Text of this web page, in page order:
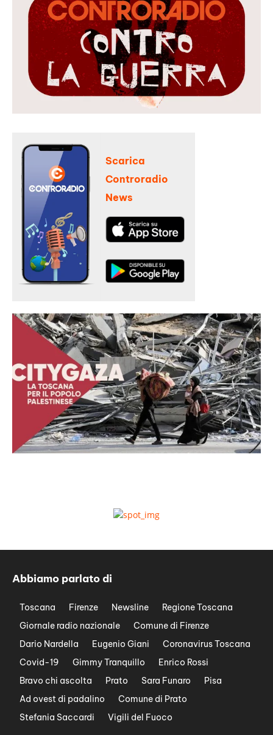
Scarica
Controradio
News
Abbiamo parlato di
Toscana Firenze Newsline
Regione Toscana
Giornale radio nazionale
Comune di Firenze
Dario Nardella
Eugenio Giani
Coronavirus Toscana
Covid-19
Gimmy Tranquillo
Enrico Rossi
Bravo chi ascolta
Prato Sara Funaro
Pisa
Ad ovest di padalino
Comune di Prato
Stefania Saccardi
Vigili del Fuoco